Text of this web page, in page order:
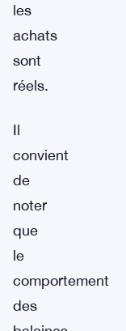
les
achats
sont
réels.
Il
convient
de
noter
que
le
comportement
des